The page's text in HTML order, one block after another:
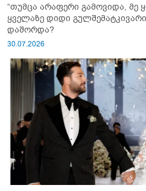
“თუმცა არაფერი გამოვიდა, მე
ყველაზე დიდი
დაშორდა?
30.07.2026